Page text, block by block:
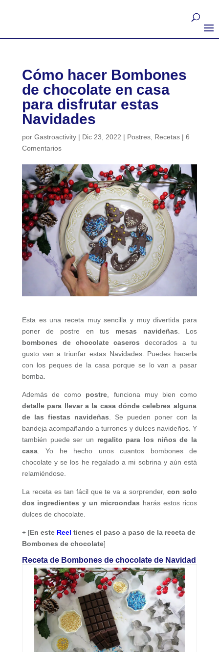
Cómo hacer Bombones
de chocolate en casa
para disfrutar estas
Navidades
por Gastroactivity| Dic 23, 2022 | Postres, Recetas| 6
Comentarios
Esta es una receta muy sencilla y muy divertida para
poner de postre en tus mesas navideñas . Los
bombones de chocolate caseros decorados a tu
gusto van a triunfar estas Navidades. Puedes hacerla
con los peques de la casa porque se lo van a pasar
bomba.
Además de como postre , funciona muy bien como
detalle para llevar a la casa dónde celebres alguna
de las fiestas navideñas . Se pueden poner con la
bandeja acompañando a turrones y dulces navideños. Y
también puede ser un regalito para los niños de la
casa. Yo he hecho unos cuantos bombones de
chocolate y se los he regalado a mi sobrina y aún está
relamiéndose.
La receta es tan fácil que te va a sorprender,con solo
dos ingredientes y un microondas harás estos ricos
dulces de chocolate.
+ [En este Reel tienes el paso a paso de la receta de
Bombones de chocolate]
Receta de Bombones de chocolate de Navidad